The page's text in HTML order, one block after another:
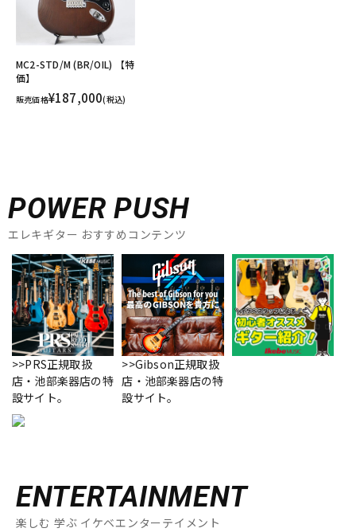
MC2-STD/M (BR/OIL) 【特
価】
販売価格¥187,000(税込)
POWER PUSH
エレキギター おすすめコンテンツ
>>PRS正規取扱
店・池部楽器店の特
設サイト。
>>Gibson正規取扱
店・池部楽器店の特
設サイト。
ENTERTAINMENT
楽しむ 学ぶ イケベエンターテイメント